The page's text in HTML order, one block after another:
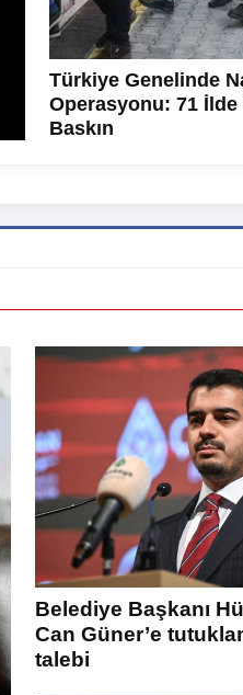
Türkiye Genelinde
Operasyonu: 71
Baskın
Belediye Başkanı
Can Güner’e
talebi